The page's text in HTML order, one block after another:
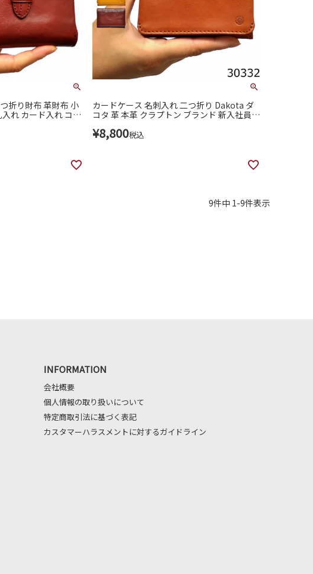
折り財布 革財布 小
れ カード入れ コン
ン 革 レディース 3
カードケース 名刺入れ 二つ折り Dakota ダ
コタ 革 本革 クラプトン ブランド 新入社員
¥8,800税込
9件中 1-9件表示
INFORMATION
会社概要
個人情報の取り扱いについて
特定商取引法に基づく表記
カスタマーハラスメントに対するガイドライン